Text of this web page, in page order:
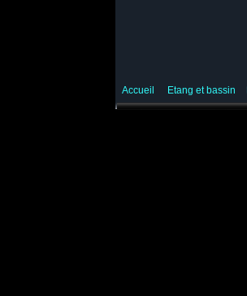
Accueil Etang et bassin